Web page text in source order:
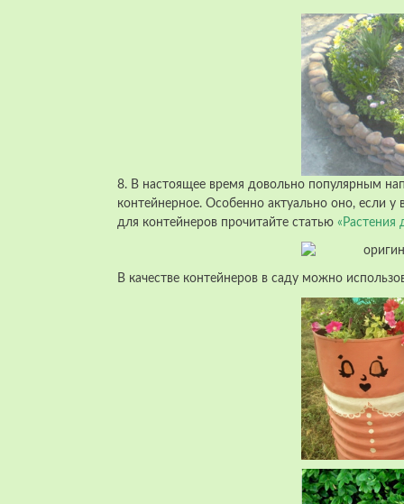
8. В настоящее время довольно популярным
контейнерное. Особенно актуально оно, если
для контейнеров прочитайте статью «Растения
В качестве контейнеров в саду можно